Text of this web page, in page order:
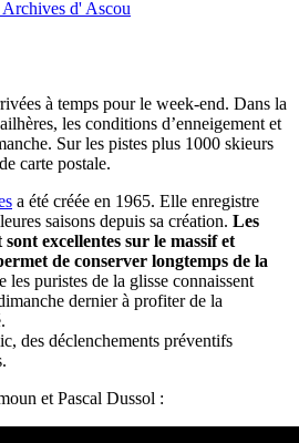
à temps pour le week-end. Dans la
les conditions d’enneigement et
Sur les pistes plus 1000 skieurs
carte postale.
a été créée en 1965. Elle enregistre
saisons depuis sa création. Les
excellentes sur le massif et
de conserver longtemps de la
les puristes de la glisse connaissent
dernier à profiter de la
des déclenchements préventifs
et Pascal Dussol :